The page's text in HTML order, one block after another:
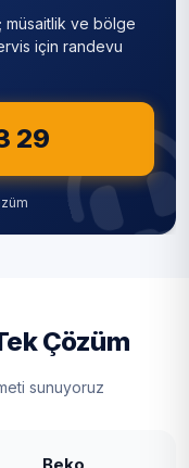
müsaitlik ve bölge
için randevu
29
Çözüm
sunuyoruz